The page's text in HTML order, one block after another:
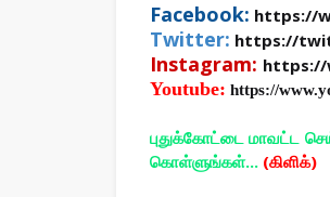
Facebook: https://
Twitter: https://
Instagram: https://
Youtube: https://
புதுக்கோட்டை மாவட்ட
கொள்ளுங்கள்... (கிளிக்)